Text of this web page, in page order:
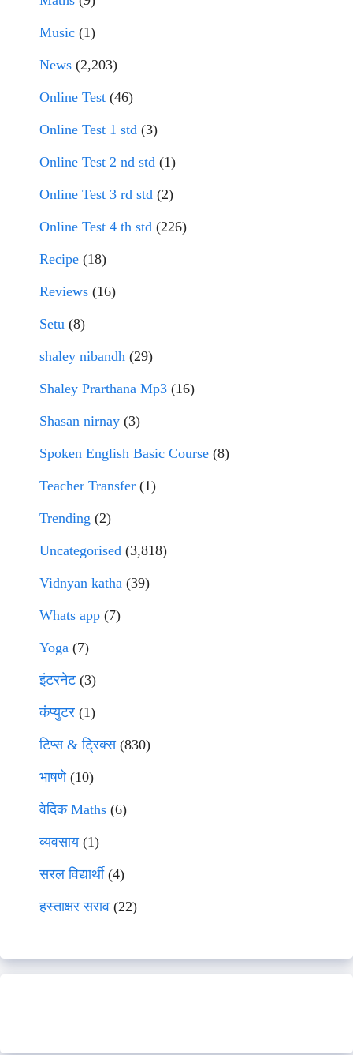
Music (1)
News (2,203)
Online Test (46)
Online Test 1 std (3)
Online Test 2 nd std (1)
Online Test 3 rd std (2)
Online Test 4 th std (226)
Recipe (18)
Reviews (16)
Setu (8)
shaley nibandh (29)
Shaley Prarthana Mp3 (16)
Shasan nirnay (3)
Spoken English Basic Course (8)
Teacher Transfer (1)
Trending (2)
Uncategorised (3,818)
Vidnyan katha (39)
Whats app (7)
Yoga (7)
इंटरनेट(3)
कंप्युटर (1)
टिप्स & ट्रिक्स(830)
भाषणे(10)
वेदिक Maths (6)
व्यवसाय(1)
सरल विद्यार्थी(4)
हस्ताक्षर सराव (22)